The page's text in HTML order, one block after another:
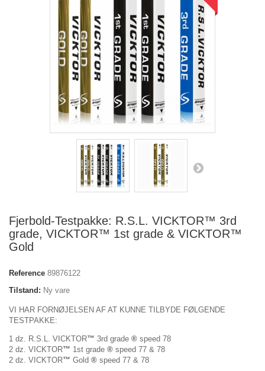
Fjerbold-Testpakke: R.S.L. VICKTOR™ 3rd
grade, VICKTOR™ 1st grade & VICKTOR™
Gold
Reference 89876122
Tilstand: Ny vare
VI HAR FORNØJELSEN AF AT KUNNE TILBYDE FØLGENDE
TESTPAKKE:
1 dz. R.S.L. VICKTOR™ 3rd grade ® speed 78
2 dz. VICKTOR™ 1st grade ® speed 77 & 78
2 dz. VICKTOR™ Gold ® speed 77 & 78